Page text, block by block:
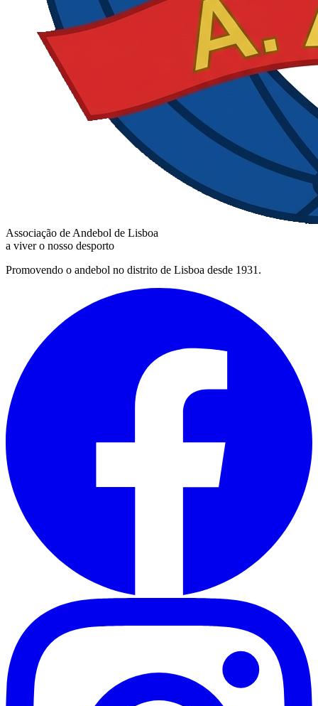
Associação de Andebol de Lisboa
a viver o nosso desporto
Promovendo o andebol no distrito de Lisboa desde 1931.